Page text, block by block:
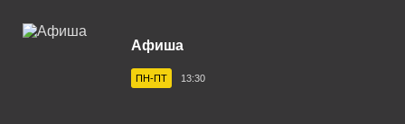
Воткинск 94.1 FM
Вуктыл 100.3 FM
Афиша
ПН-ПТ 13:30